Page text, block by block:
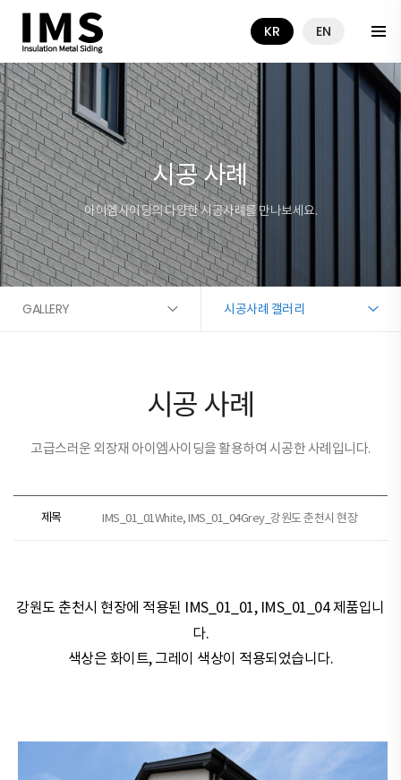
KR EN
시공 사례
아이엠사이딩의 다양한 시공사례를 만나보세요.
GALLERY 시공사례 갤러리
시공 사례
고급스러운 외장재 아이엠사이딩을 활용하여 시공한 사례입니다.
제목 IMS_01_01White, IMS_01_04Grey_강원도 춘천시 현장
강원도 춘천시 현장​​에 적용된 IMS_01_01, IMS_01_04 제품입니
다.
색상은 화이트, 그레이 색상이 적용되었습니다.